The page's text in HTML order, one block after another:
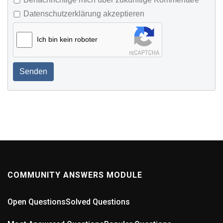
Datenschutzerklärung akzeptieren
Ich bin kein roboter
Senden
COMMUNITY ANSWERS MODULE
Open QuestionsSolved Questions